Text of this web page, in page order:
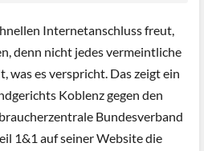
Internetanschluss freut,
denn nicht jedes vermeintliche
was es verspricht. Das zeigt ein
Koblenz gegen den
Bundesverband
1&1 auf seiner Website die